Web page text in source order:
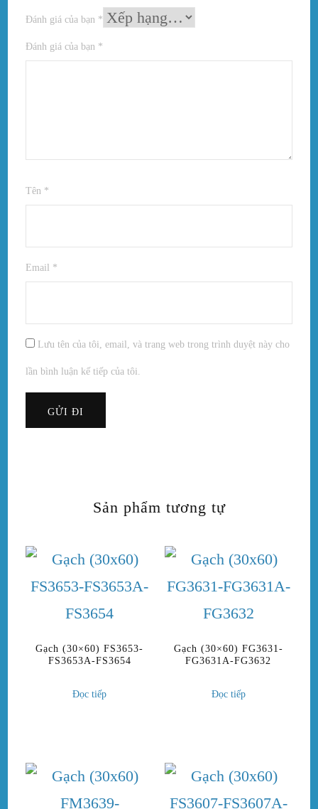
Đánh giá của bạn *
Đánh giá của bạn *
Tên *
Email *
Lưu tên của tôi, email, và trang web trong trình duyệt này cho
lần bình luận kế tiếp của tôi.
Sản phẩm tương tự
Gạch (30×60) FS3653-
FS3653A-FS3654
Đọc tiếp
Gạch (30×60) FG3631-
FG3631A-FG3632
Đọc tiếp